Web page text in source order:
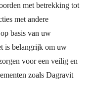
met betrekking tot
met andere
basis van uw
is belangrijk om uw
voor een veilig en
zoals Dagravit